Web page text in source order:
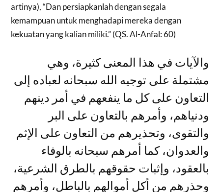
artinya), “Dan persiapkanlah dengan segala
kemampuan untuk menghadapi mereka dengan
kekuatan yang kalian miliki.” (QS. Al-Anfal: 60)
والآيات في هذا المعنى كثيرة، وهي
مشتملة على توجيه الله سبحانه لعباده إلى
التعاون على كل ما ينفعهم في أمر دينهم
ودنياهم، وأمرهم بالتعاون على البر
والتقوى، وتحذيرهم من التعاون على الإثم
والعدوان، كما أمرهم سبحانه بالوفاء
بالعقود، وإثبات حقوقهم بالطرق الشرعية،
وحذرهم من أكل أموالهم بالباطل، وأمرهم